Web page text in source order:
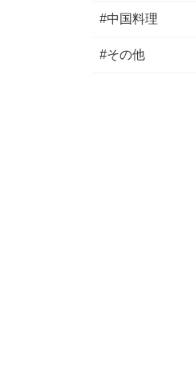
#中国料理
#その他